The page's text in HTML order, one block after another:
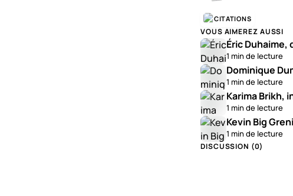
CITATIONS
VOUS AIMEREZ AUSSI
Éric
1 min de lecture
Dominique
1 min de lecture
Karima Brikh,
1 min de lecture
Kevin Big
1 min de lecture
DISCUSSION (0)